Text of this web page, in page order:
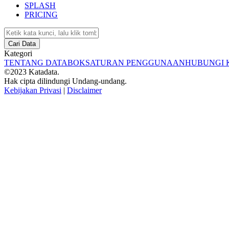
SPLASH
PRICING
Cari Data
Kategori
TENTANG DATABOKSATURAN PENGGUNAANHUBUNGI
©2023 Katadata.
Hak cipta dilindungi Undang-undang.
Kebijakan Privasi | Disclaimer